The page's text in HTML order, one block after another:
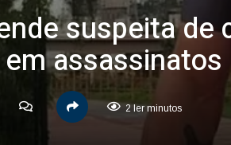
suspeita de
assassinatos
2 ler minutos